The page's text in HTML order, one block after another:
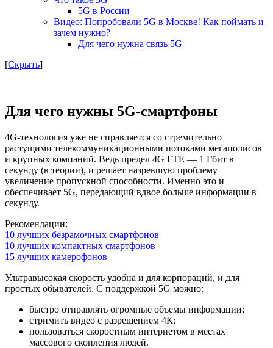
5G в России
Видео: Попробовали 5G в Москве! Как поймать и
зачем нужно?
Для чего нужна связь 5G
[Скрыть]
Для чего нужны 5G-смартфоны
4G-технология уже не справляется со стремительно
растущими телекоммуникационными потоками мегаполисов
и крупных компаний. Ведь предел 4G LTE — 1 Гбит в
секунду (в теории), и решает назревшую проблему
увеличение пропускной способности. Именно это и
обеспечивает 5G, передающий вдвое больше информации в
секунду.
Рекомендации:
10 лучших безрамочных смартфонов
10 лучших компактных смартфонов
15 лучших камерофонов
Ультравысокая скорость удобна и для корпораций, и для
простых обывателей. С поддержкой 5G можно:
быстро отправлять огромные объемы информации;
стримить видео с разрешением 4К;
пользоваться скоростным интернетом в местах
массового скопления людей.